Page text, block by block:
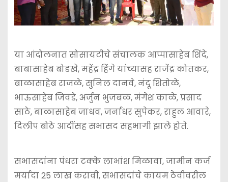
या आंदोलनात सोसायटीचे संचालक आप्पासाहेब शिंदे,
बाबासाहेब बोडखे, महेंद्र हिंगे यांच्यासह राजेंद्र कोतकर,
बाळासाहेब राजळे, सुनिल दानवे, नंदू शितोळे,
भाऊसाहेब जिवडे, अर्जुन भुजबळ, मंगेश काळे, प्रसाद
साठे, बाळासाहेब जाधव, जर्नाधर सुपेकर, राहुल आवारे,
दिलीप बोठे आदींसह सभासद सहभागी झाले होते.
सभासदांना पंधरा टक्के लाभांश मिळावा, जामीन कर्ज
मर्यादा 25 लाख करावी, सभासदांचे कायम ठेवीवरील